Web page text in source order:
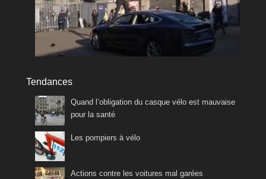
Tendances
Quand l’obligation du casque vélo est mauvaise
pour la santé
Les pompiers à vélo
Actions contre les voitures mal garées